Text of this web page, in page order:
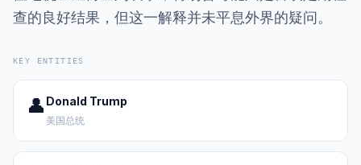
查的良好结果，但这一解释并未平息外界的疑问。
KEY ENTITIES
👤 Donald Trump
美国总统